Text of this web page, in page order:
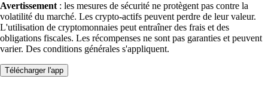
Avertissement : les mesures de sécurité ne protègent pas contre la
volatilité du marché. Les crypto-actifs peuvent perdre de leur valeur.
L'utilisation de cryptomonnaies peut entraîner des frais et des
obligations fiscales. Les récompenses ne sont pas garanties et peuvent
varier. Des conditions générales s'appliquent.
Télécharger l'app